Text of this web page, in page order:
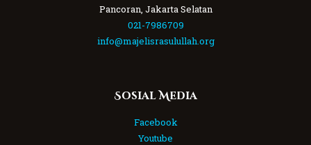
Pancoran, Jakarta Selatan
021-7986709
info@majelisrasulullah.org
Sosial Media
Facebook
Youtube